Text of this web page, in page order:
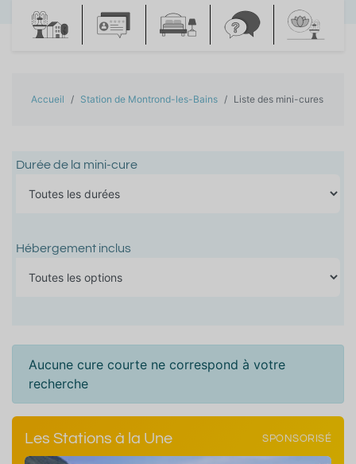
Accueil Station de Montrond-les-Bains Liste des mini-cures
Durée de la mini-cure
Hébergement inclus
Aucune cure courte ne correspond à votre
recherche
Les Stations à la Une SPONSORISÉ